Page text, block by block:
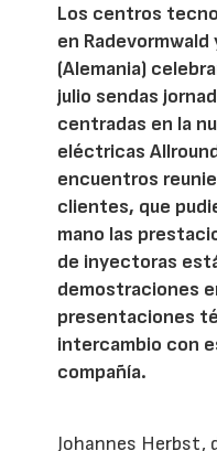
Los centros
en
(Alemania)
julio sendas
centradas en la
eléctricas
encuentros
clientes, que
mano las
de inyectoras
demostraciones
presentaciones
intercambio con
compañía.
Johannes Herbst,